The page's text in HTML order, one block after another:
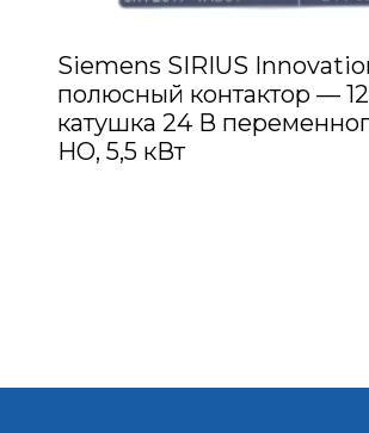
Siemens SIRIUS
полюсный контактор —
катушка 24 В
НО, 5,5 кВт